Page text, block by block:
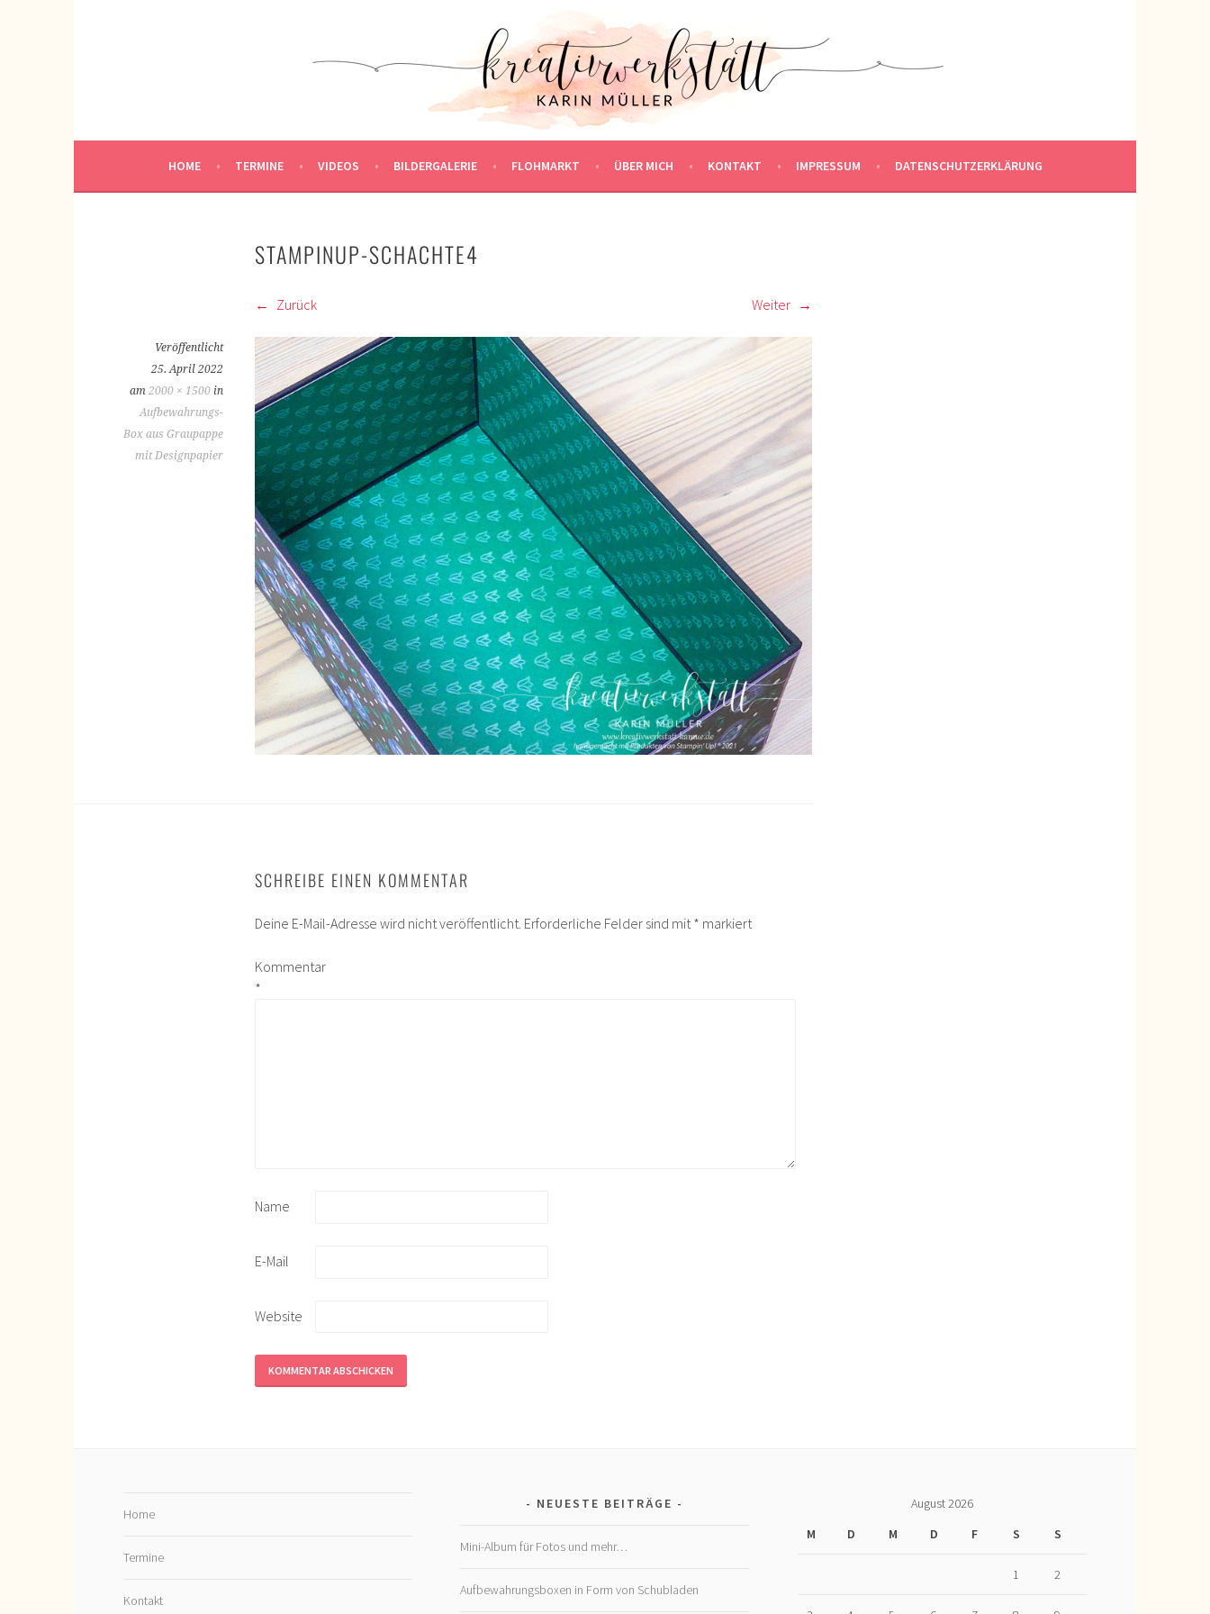
KREATIVWERKSTATT
HOME TERMINE VIDEOS BILDERGALERIE FLOHMARKT ÜBER MICH KONTAKT IMPRESSUM DATENSCHUTZERKLÄRUNG
STAMPINUP-SCHACHTE4
Zurück Weiter
Veröffentlicht
25. April 2022
am 2000 × 1500 in
Aufbewahrungs-
Box aus Graupappe
mit Designpapier
SCHREIBE EINEN KOMMENTAR
Deine E-Mail-Adresse wird nicht veröffentlicht. Erforderliche Felder sind mit* markiert
Kommentar
*
Name
E-Mail
Website
Home
Termine
Kontakt
NEUESTE BEITRÄGE
Mini-Album für Fotos und mehr…
Aufbewahrungsboxen in Form von Schubladen
August 2026
M
D M D F S S
1 2